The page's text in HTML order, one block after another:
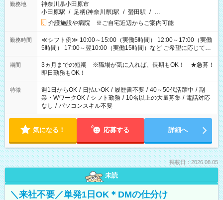
勤務地
神奈川県小田原市
小田原駅 / 足柄(神奈川県)駅 / 螢田駅 / …
介護施設や病院 ※ご自宅近辺からご案内可能
勤務時間
≪シフト例≫ 10:00～15:00（実働5時間） 12:00～17:00（実働
5時間） 17:00～翌10:00（実働15時間）など ご希望に応じて、
働く時間は調整できます！ お気軽に担当へ相談ください！
期間
3ヵ月までの短期 ※職場が気に入れば、長期もOK！ ★急募！
即日勤務もOK！
特徴 週1日からOK / 日払いOK / 履歴書不要 / 40～50代活躍中 / 副
業・WワークOK / シフト勤務 / 10名以上の大量募集 / 電話対応
なし / パソコンスキル不要
気になる！ 応募する 詳細へ
掲載日：2026.08.05
未読
＼来社不要／単発1日OK＊DMの仕分け